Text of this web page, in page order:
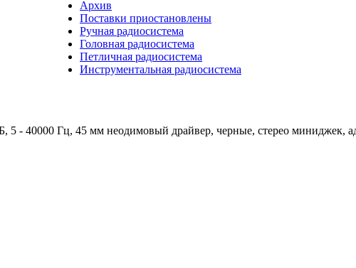
Архив
Поставки приостановлены
Ручная радиосистема
Головная радиосистема
Петличная радиосистема
Инструментальная радиосистема
- 40000 Гц, 45 мм неодимовый драйвер, черные, стерео миниджек,